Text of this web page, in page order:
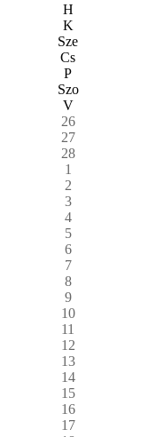
H
K
Sze
Cs
P
Szo
V
26
27
28
1
2
3
4
5
6
7
8
9
10
11
12
13
14
15
16
17